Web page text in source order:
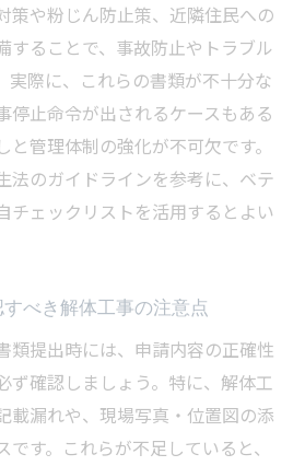
策や粉じん防止策、近隣住民への
することで、事故防止やトラブル
実際に、これらの書類が不十分な
停止命令が出されるケースもある
管理体制の強化が不可欠です。
法のガイドラインを参考に、ベテ
チェックリストを活用するとよい
べき解体工事の注意点
類提出時には、申請内容の正確性
ず確認しましょう。特に、解体工
載漏れや、現場写真・位置図の添
す。これらが不足していると、